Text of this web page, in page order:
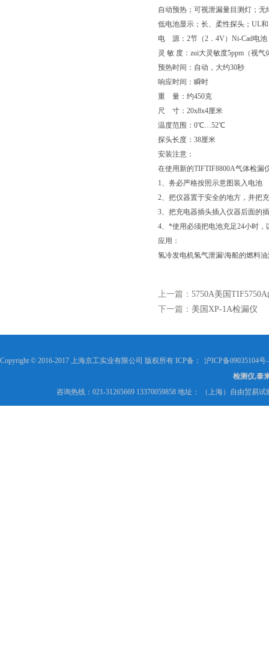
自动预热；可视泄漏量目测灯；
低电池显示；长、柔性探头；UL
电 源：2节（2．4V）Ni-Cad电池
灵 敏 度：zui大灵敏度5ppm（视
预热时间：自动，大约30秒
响应时间：瞬时
重 量：约450克
尺 寸：20x8x4厘米
温度范围：0℃…52℃
探头长度：38厘米
安装注意：
在使用新的TIFTIF8800A气体检漏
1、务必严格按照示意图装入电池
2、把仪器置于安全的地方，并把
3、把充电器插头插入仪器后面的
4、*使用必须把电池充足24小时
应用：
氢冷发电机氢气泄漏\海船的燃料
上一篇： 5750A美国
下一篇： 美国XP-1A检漏仪
Copyright © 2016-2017 上海京工实业有限公司 版权所有 ICP备：
沪ICP备09035104号
检测仪,泰
咨询热线：021-31265669 13370059858 地址： （上海）自由贸易